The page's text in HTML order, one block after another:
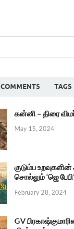
COMMENTS TAGS
கன்னி – திரை
May 15, 2024
குடும்ப
சொல்லும் ‘ஜெ பேபி’
February 28, 2024
GV